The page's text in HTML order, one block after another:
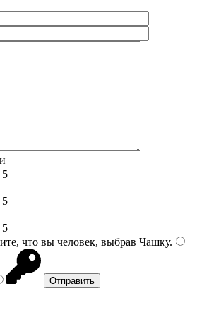
5
5
5
что вы человек, выбрав Чашку.